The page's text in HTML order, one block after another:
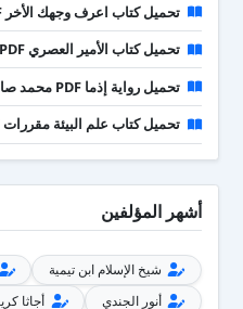
تحميل كتاب اعرف وجهك الأخر PDF يوسف الحسني
تحميل كتاب الأمير العصري PDF تأليف كارنز لورد كامل مجانا
تحميل رواية إذما PDF محمد صادق كامل مجانا
تحميل كتاب علم البيئة مقررات PDF السعودية 1443
أشهر المؤلفين
شيخ الإسلام ابن تيمية
أنور الجندي
أجاثا